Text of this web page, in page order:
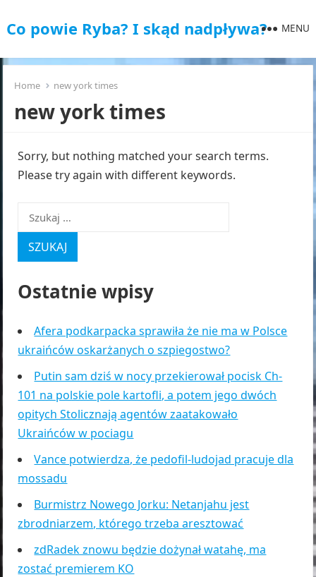
Co powie Ryba? I skąd nadpływa? MENU
Home new york times
new york times
Sorry, but nothing matched your search terms.
Please try again with different keywords.
Szukaj:
Ostatnie wpisy
Afera podkarpacka sprawiła że nie ma w Polsce
ukraińców oskarżanych o szpiegostwo?
Putin sam dziś w nocy przekierował pocisk Ch-
101 na polskie pole kartofli, a potem jego dwóch
opitych Stolicznają agentów zaatakowało
Ukraińców w pociagu
Vance potwierdza, że pedofil-ludojad pracuje dla
mossadu
Burmistrz Nowego Jorku: Netanjahu jest
zbrodniarzem, którego trzeba aresztować
zdRadek znowu będzie dożynał watahę, ma
zostać premierem KO